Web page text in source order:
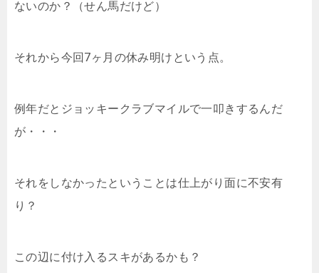
ないのか？（せん馬だけど）
それから今回7ヶ月の休み明けという点。
例年だとジョッキークラブマイルで一叩きするんだ
が・・・
それをしなかったということは仕上がり面に不安有
り？
この辺に付け入るスキがあるかも？